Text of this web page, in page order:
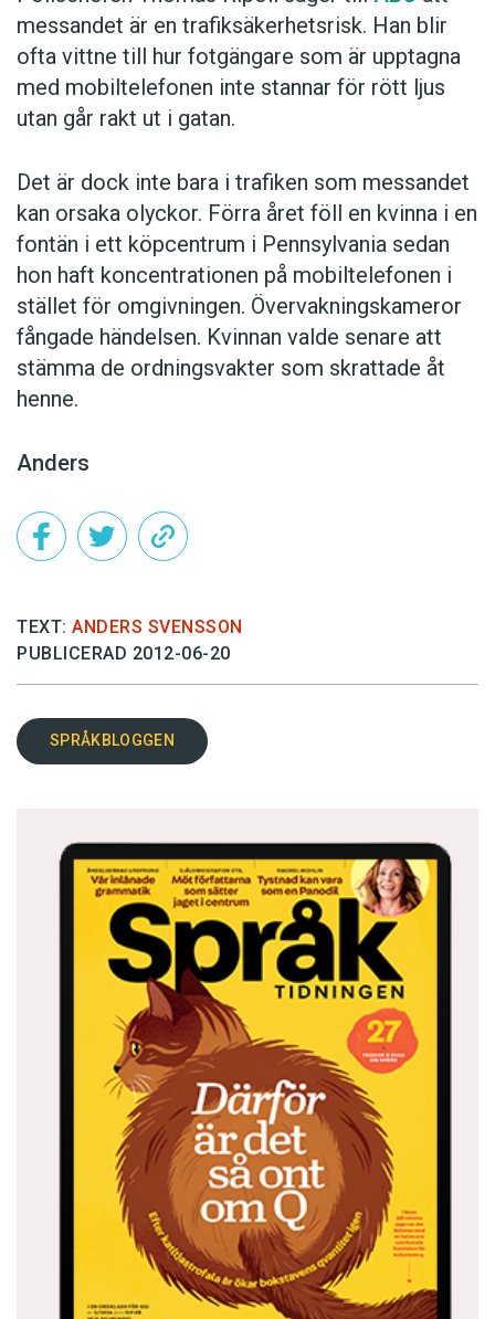
messandet är en trafiksäkerhetsrisk. Han blir
ofta vittne till hur fotgängare som är upptagna
med mobiltelefonen inte stannar för rött ljus
utan går rakt ut i gatan.
Det är dock inte bara i trafiken som messandet
kan orsaka olyckor. Förra året föll en kvinna i en
fontän i ett köpcentrum i Pennsylvania sedan
hon haft koncentrationen på mobiltelefonen i
stället för omgivningen. Övervakningskameror
fångade händelsen. Kvinnan valde senare att
stämma de ordningsvakter som skrattade åt
henne.
Anders
TEXT: ANDERS SVENSSON
PUBLICERAD 2012-06-20
SPRÅKBLOGGEN